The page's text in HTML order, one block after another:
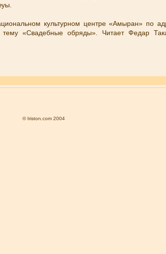
культурном центре «Амыран» по
«Свадебные обряды». Читает Федар
© Iriston.com 2004